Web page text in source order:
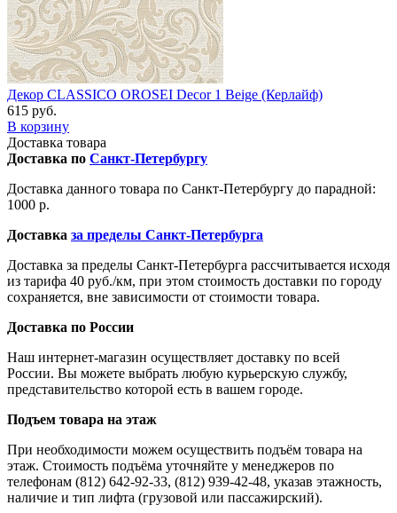
Декор CLASSICO OROSEI Decor 1 Beige (Керлайф)
615 руб.
В корзину
Доставка товара
Доставка по Санкт-Петербургу
Доставка данного товара по Санкт-Петербургу до парадной:
1000 р.
Доставка за пределы Санкт-Петербурга
Доставка за пределы Санкт-Петербурга рассчитывается исходя
из тарифа 40 руб./км, при этом стоимость доставки по городу
сохраняется, вне зависимости от стоимости товара.
Доставка по России
Наш интернет-магазин осуществляет доставку по всей
России. Вы можете выбрать любую курьерскую службу,
представительство которой есть в вашем городе.
Подъем товара на этаж
При необходимости можем осуществить подъём товара на
этаж. Стоимость подъёма уточняйте у менеджеров по
телефонам (812) 642-92-33, (812) 939-42-48, указав этажность,
наличие и тип лифта (грузовой или пассажирский).